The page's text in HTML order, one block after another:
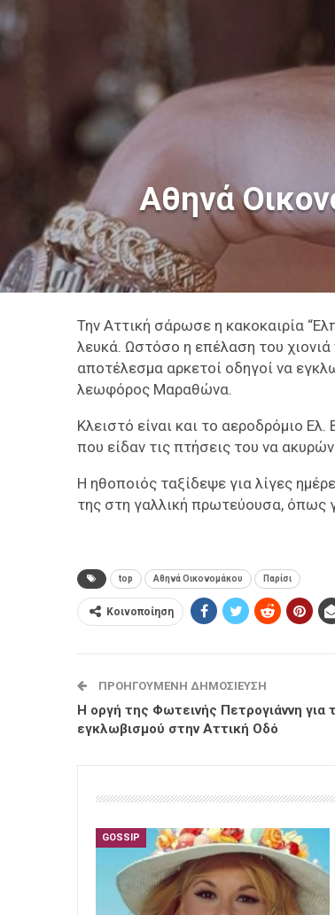
Αθηνά
Την Αττική σάρωσε η κακοκαιρία
λευκά. Ωστόσο η επέλαση του
αποτέλεσμα αρκετοί οδηγοί να
λεωφόρος Μαραθώνα.
Κλειστό είναι και το αεροδρόμιο
που είδαν τις πτήσεις του να
Η ηθοποιός ταξίδεψε για λίγες
της στη γαλλική πρωτεύουσα, όπως
top Αθηνά Οικονομάκου Παρίσι
Κοινοποίηση
ΠΡΟΗΓΟΎΜΕΝΗ ΔΗΜΟΣΊΕΥΣΗ
Η οργή της Φωτεινής Πετρογιάννη για
εγκλωβισμού στην Αττική Οδό
GOSSIP